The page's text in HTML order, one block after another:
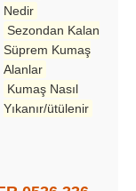
Nedir
Sezondan Kalan
Süprem Kumaş
Alanlar
Kumaş Nasıl
Yıkanır/ütülenir